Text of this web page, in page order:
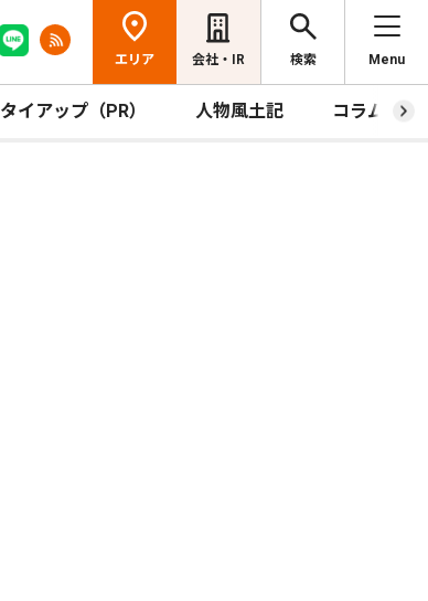
エリア 会社・IR 検索 Menu
タイアップ（PR） 人物風土記 コラム